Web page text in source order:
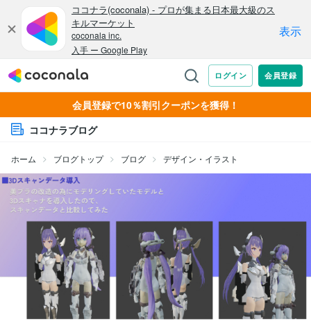
会員登録で10％割引クーポンを獲得！
ココナラブログ
ホーム ブログトップ ブログ デザイン・イラスト